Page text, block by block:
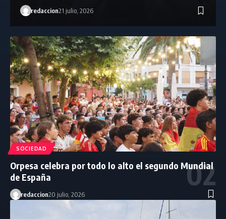
redaccion21 julio, 2026
SOCIEDAD
Orpesa celebra por todo lo alto el segundo Mundial
de España
redaccion20 julio, 2026